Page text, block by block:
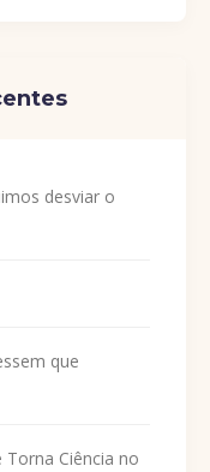
desviar o
que
Torna Ciência no